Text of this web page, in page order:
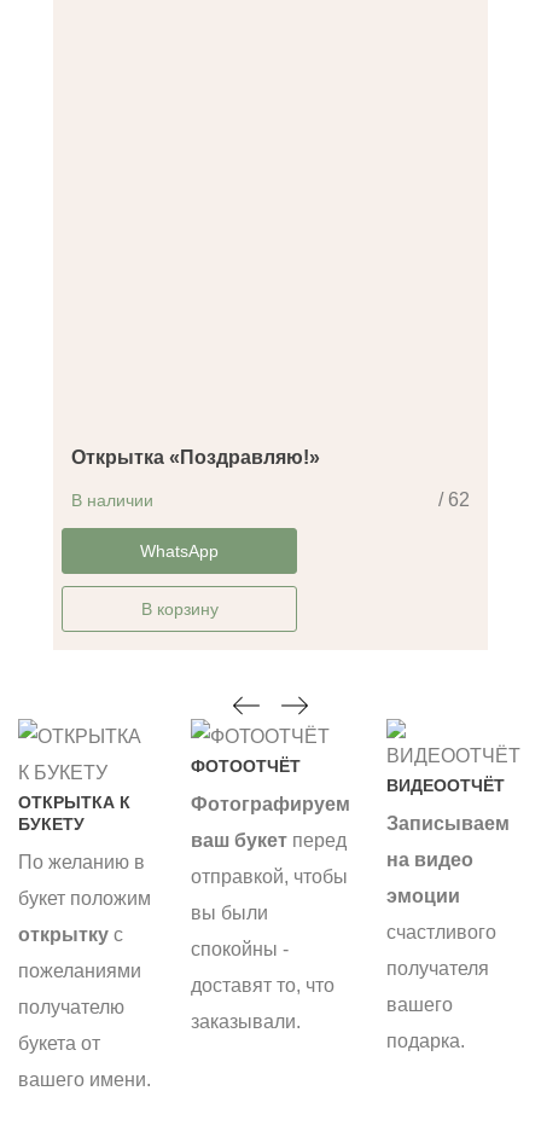
Открытка «Поздравляю!»
/ 62
В наличии
-14%WhatsApp
В корзину
ОТКРЫТКА К
БУКЕТУ
По желанию в
букет положим
открытку с
пожеланиями
получателю
букета от
вашего имени.
ФОТООТЧЁТ
Фотографируем
ваш букет перед
отправкой, чтобы
вы были
спокойны -
доставят то, что
заказывали.
ВИДЕООТЧЁТ
Записываем
на видео
эмоции
счастливого
получателя
вашего
подарка.